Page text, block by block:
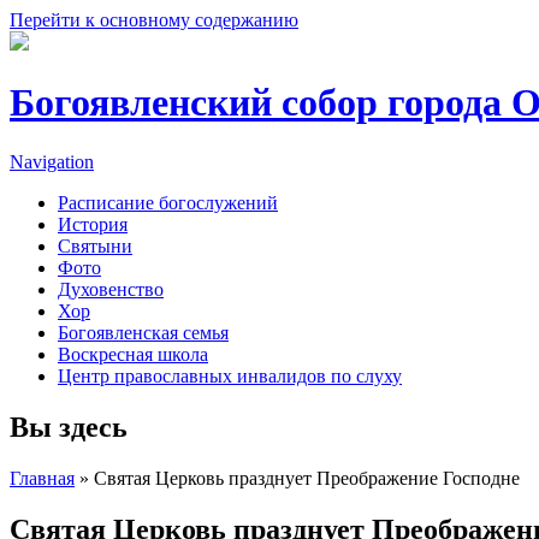
Перейти к основному содержанию
Богоявленский собор города
Navigation
Расписание богослужений
История
Святыни
Фото
Духовенство
Хор
Богоявленская семья
Воскресная школа
Центр православных инвалидов по слуху
Вы здесь
Главная » Святая Церковь празднует Преображение Господне
Святая Церковь празднует